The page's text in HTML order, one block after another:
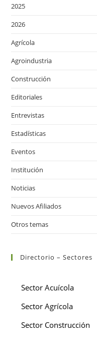
2025
2026
Agrícola
Agroindustria
Construcción
Editoriales
Entrevistas
Estadísticas
Eventos
Institución
Noticias
Nuevos Afiliados
Otros temas
Directorio – Sectores
Sector Acuícola
Sector Agrícola
Sector Construcción